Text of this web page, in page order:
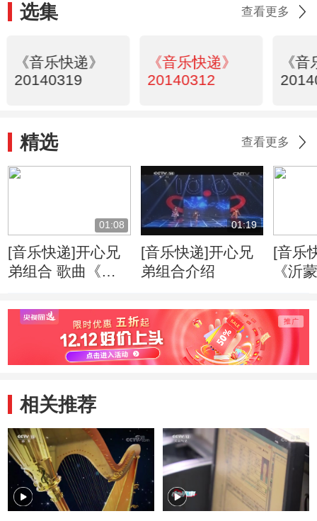
选集 查看更多
《音乐快递》
20140319
《音乐快递》
20140312
《
精选 查看更多
01:08
[音乐快递]开心兄
弟组合 歌曲《狐
01:19
[音乐快递]开心兄
弟组合介绍
[音乐
《沂
相关推荐